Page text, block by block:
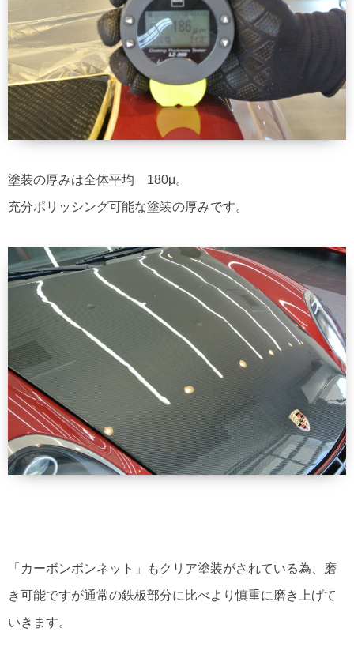
塗装の厚みは全体平均 180μ。
充分ポリッシング可能な塗装の厚みです。
「カーボンボンネット」もクリア塗装がされている為、磨
き可能ですが通常の鉄板部分に比べより慎重に磨き上げて
いきます。